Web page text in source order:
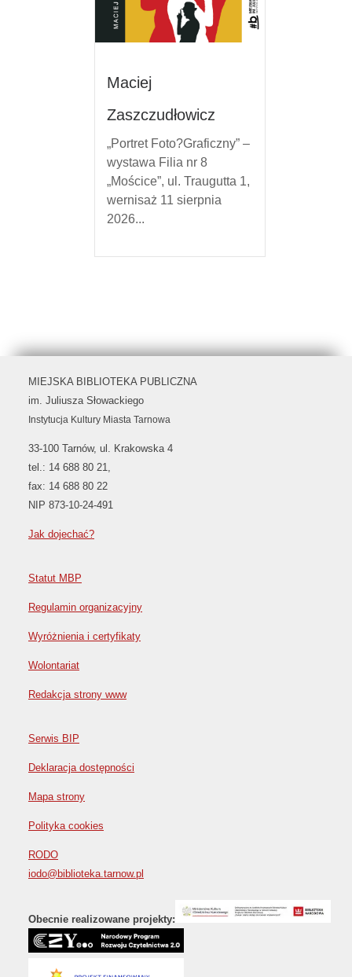
Maciej
Zaszczudłowicz
„Portret Foto?Graficzny” –
wystawa Filia nr 8
„Mościce”, ul. Traugutta 1,
wernisaż 11 sierpnia
2026...
MIEJSKA BIBLIOTEKA PUBLICZNA
im. Juliusza Słowackiego
Instytucja Kultury Miasta Tarnowa
33-100 Tarnów, ul. Krakowska 4
tel.: 14 688 80 21,
fax: 14 688 80 22
NIP 873-10-24-491
Jak dojechać?
Statut MBP
Regulamin organizacyjny
Wyróżnienia i certyfikaty
Wolontariat
Redakcja strony www
Serwis BIP
Deklaracja dostępności
Mapa strony
Polityka cookies
RODO
iodo@biblioteka.tarnow.pl
Obecnie realizowane projekty: